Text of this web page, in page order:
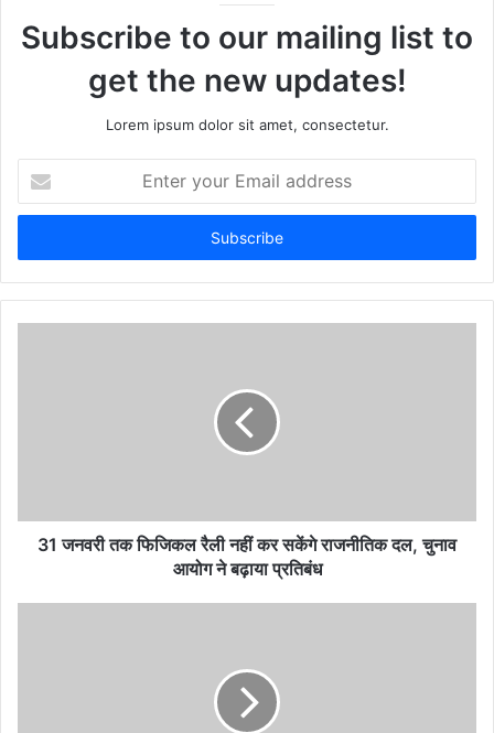
Subscribe to our mailing list to
get the new updates!
Lorem ipsum dolor sit amet, consectetur.
your
Email
31 जनवरी तक फिजिकल रैली नहीं कर सकेंगे राजनीतिक दल, चुनाव
आयोग ने बढ़ाया प्रतिबंध